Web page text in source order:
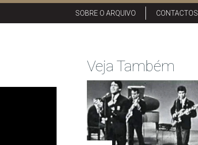
SOBRE O ARQUIVO CONTACTOS
Veja Também